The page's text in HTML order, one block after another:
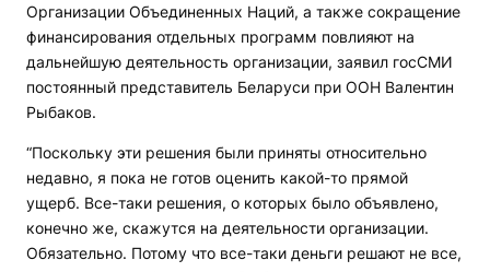
Организации Объединенных Наций, а также сокращение
финансирования отдельных программ повлияют на
дальнейшую деятельность организации, заявил госСМИ
постоянный представитель Беларуси при ООН Валентин
Рыбаков.
“Поскольку эти решения были приняты относительно
недавно, я пока не готов оценить какой-то прямой
ущерб. Все-таки решения, о которых было объявлено,
конечно же, скажутся на деятельности организации.
Обязательно. Потому что все-таки деньги решают не все,